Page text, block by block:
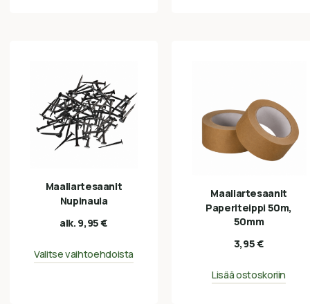
Maaliartesaanit
Nupinaula
alk. 9,95€
Valitse vaihtoehdoista
Maaliartesaanit
Paperiteippi 50m,
50mm
3,95€
Lisää ostoskoriin